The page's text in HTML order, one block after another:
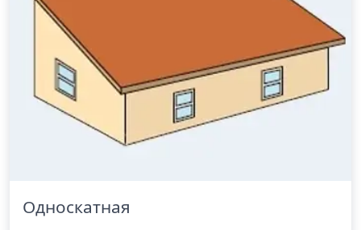
Односкатная